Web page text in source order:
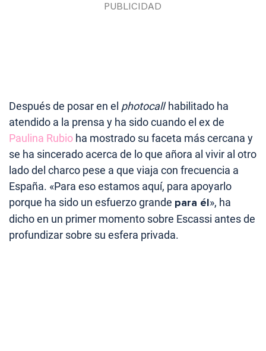
Después de posar en el photocallhabilitado ha
atendido a la prensa y ha sido cuando el ex de
Paulina Rubio ha mostrado su faceta más cercana y
se ha sincerado acerca de lo que añora al vivir al otro
lado del charco pese a que viaja con frecuencia a
España. «Para eso estamos aquí, para apoyarlo
porque ha sido un esfuerzo grande para él», ha
dicho en un primer momento sobre Escassi antes de
profundizar sobre su esfera privada.